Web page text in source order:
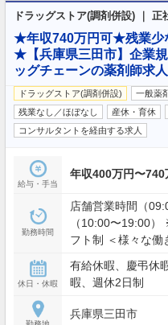
ドラッグストア(調剤併設) ｜ 正
★年収740万円可★残業少
★【兵庫県三田市】企業
ッグチェーンの薬剤師求人
ドラッグストア(調剤併設) 一般薬
残業なし／ほぼなし
産休・育休
コンサルタントを経由する求人
給与・手当
年収400万円〜740
勤務時間
店舗営業時間（
（10:00〜19:00
フト制 ＜様々な働
制） 【調剤薬剤師
土曜日、日曜日、祝
休日・休暇
有給休暇、慶弔休
暇、週休2日制
兵庫県三田市